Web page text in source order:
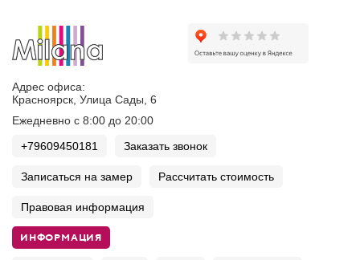
Адрес офиса:
Красноярск, Улица Сады, 6
Ежедневно с 8:00 до 20:00
+79609450181
Заказать звонок
Записаться на замер Рассчитать стоимость
Правовая информация
ИНФОРМАЦИЯ